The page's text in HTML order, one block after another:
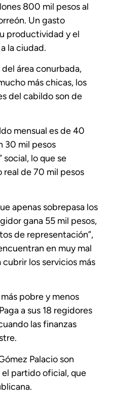
800 mil pesos al
Un gasto
productividad y el
la ciudad.
área conurbada,
más chicas, los
del cabildo son de
mensual es de 40
30 mil pesos
social, lo que se
de 70 mil pesos
apenas sobrepasa los
gana 55 mil pesos,
de representación”,
en muy mal
los servicios más
pobre y menos
a sus 18 regidores
las finanzas
Palacio son
partido oficial, que